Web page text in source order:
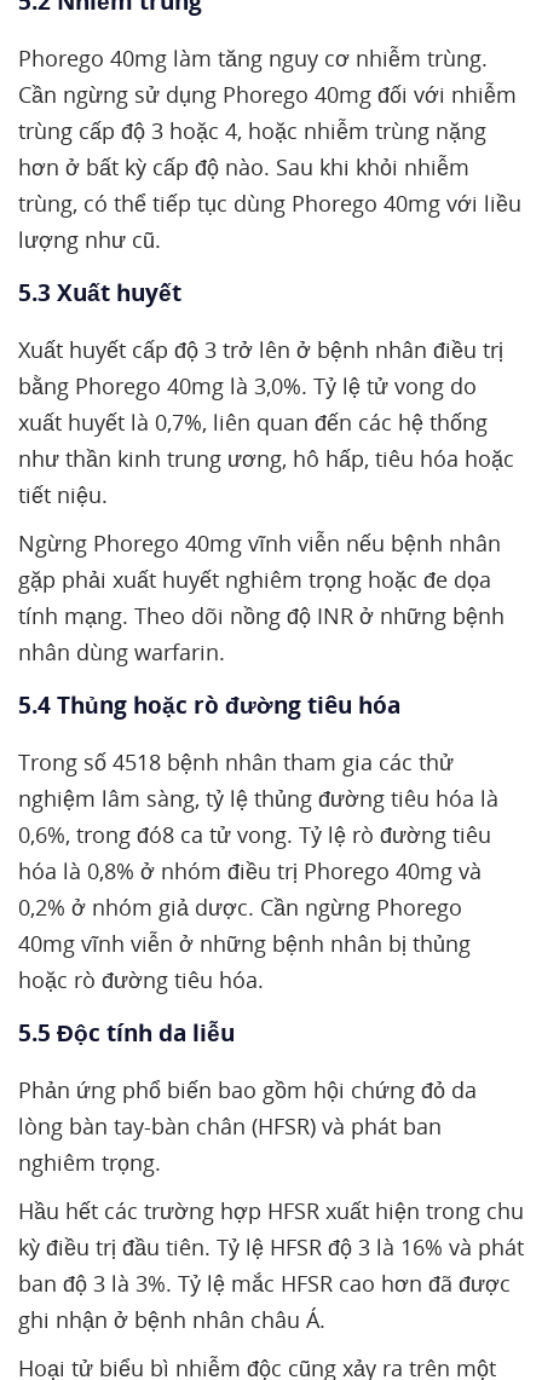
Phorego 40mg làm tăng nguy cơ nhiễm trùng.
Cần ngừng sử dụng Phorego 40mg đối với nhiễm
trùng cấp độ 3 hoặc 4, hoặc nhiễm trùng nặng
hơn ở bất kỳ cấp độ nào. Sau khi khỏi nhiễm
trùng, có thể tiếp tục dùng Phorego 40mg với liều
lượng như cũ.
5.3 Xuất huyết
Xuất huyết cấp độ 3 trở lên ở bệnh nhân điều trị
bằng Phorego 40mg là 3,0%. Tỷ lệ tử vong do
xuất huyết là 0,7%, liên quan đến các hệ thống
như thần kinh trung ương, hô hấp, tiêu hóa hoặc
tiết niệu.
Ngừng Phorego 40mg vĩnh viễn nếu bệnh nhân
gặp phải xuất huyết nghiêm trọng hoặc đe dọa
tính mạng. Theo dõi nồng độ INR ở những bệnh
nhân dùng warfarin.
5.4 Thủng hoặc rò đường tiêu hóa
Trong số 4518 bệnh nhân tham gia các thử
nghiệm lâm sàng, tỷ lệ thủng đường tiêu hóa là
0,6%, trong đó8 ca tử vong. Tỷ lệ rò đường tiêu
hóa là 0,8% ở nhóm điều trị Phorego 40mg và
0,2% ở nhóm giả dược. Cần ngừng Phorego
40mg vĩnh viễn ở những bệnh nhân bị thủng
hoặc rò đường tiêu hóa.
5.5 Độc tính da liễu
Phản ứng phổ biến bao gồm hội chứng đỏ da
lòng bàn tay-bàn chân (HFSR) và phát ban
nghiêm trọng.
Hầu hết các trường hợp HFSR xuất hiện trong chu
kỳ điều trị đầu tiên. Tỷ lệ HFSR độ 3 là 16% và phát
ban độ 3 là 3%. Tỷ lệ mắc HFSR cao hơn đã được
ghi nhận ở bệnh nhân châu Á.
Hoại tử biểu bì nhiễm độc cũng xảy ra trên một